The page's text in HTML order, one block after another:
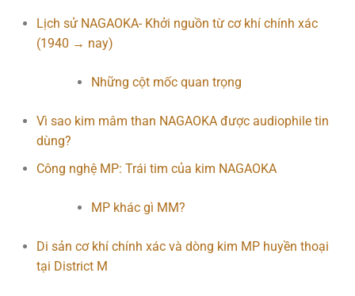
Lịch sử NAGAOKA- Khởi nguồn từ cơ khí chính xác
(1940 → nay)
Những cột mốc quan trọng
Vì sao kim mâm than NAGAOKA được audiophile tin
dùng?
Công nghệ MP: Trái tim của kim NAGAOKA
MP khác gì MM?
Di sản cơ khí chính xác và dòng kim MP huyền thoại
tại District M